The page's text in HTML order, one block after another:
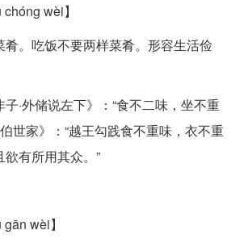
wèi】
肴。吃饭不要两样菜肴。形容生活俭
·外储说左下》：“食不二味，坐不重
世家》：“越王勾践食不重味，衣不重
有所用其众。”
wèi】